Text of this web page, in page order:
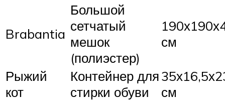
Brabantia
Большой
сетчатый
мешок
(полиэстер)
см
Рыжий
кот
Контейнер для
стирки обуви
см